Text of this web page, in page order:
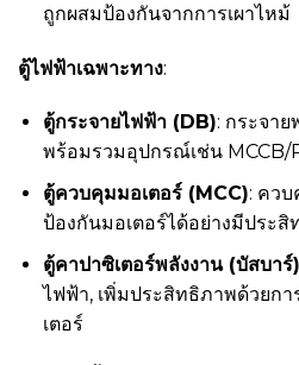
ถูกผสมป้องกันจากการเผาไหม้
ตู้ไฟฟ้าเฉพาะทาง:
ตู้กระจายไฟฟ้า (DB): กระจาย
พร้อมรวมอุปกรณ์เช่น MCCB/
ตู้ควบคุมมอเตอร์ (MCC): ควบ
ป้องกันมอเตอร์ได้อย่างมีประสิ
ตู้คาปาซิเตอร์พลังงาน (บัสบาร์)
ไฟฟ้า, เพิ่มประสิทธิภาพด้วยก
เตอร์